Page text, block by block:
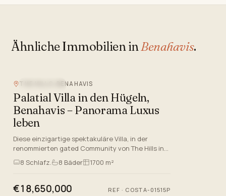
Ähnliche Immobilien in Benahavis.
THE HILLS, BENAHAVIS
Palatial Villa in den Hügeln,
Benahavis – Panorama Luxus
leben
Diese einzigartige spektakuläre Villa, in der
renommierten gated Community von The Hills in
Benahavis, Málaga gelegen, ist der Inbegriff von
Costa del Sol Luxu…
8 Schlafz. 8 Bäder 1700 m²
€18,650,000 REF · COSTA-01515P